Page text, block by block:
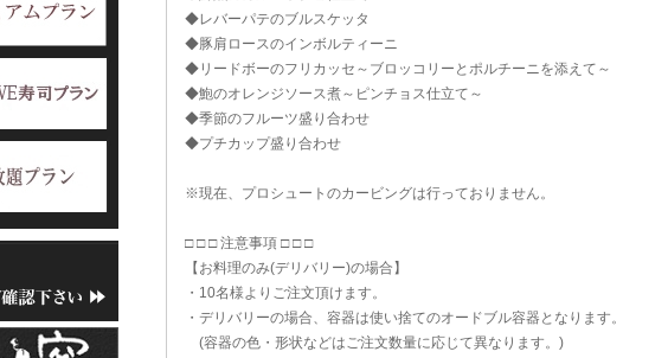
◆レバーパテのブルスケッタ
◆豚肩ロースのインボルティーニ
◆リードボーのフリカッセ～ブロッコリーとポルチーニを添えて～
◆鮑のオレンジソース煮～ピンチョス仕立て～
◆季節のフルーツ盛り合わせ
◆プチカップ盛り合わせ
※現在、プロシュートのカービングは行っておりません。
□ □ □ 注意事項 □ □ □
【お料理のみ(デリバリー)の場合】
・10名様よりご注文頂けます。
・デリバリーの場合、容器は使い捨てのオードブル容器となります。
(容器の色・形状などはご注文数量に応じて異なります。)